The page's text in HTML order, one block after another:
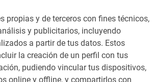
propias y de terceros con fines técnicos,
y publicitarios, incluyendo
a partir de tus datos. Estos
la creación de un perfil con tus
pudiendo vincular tus dispositivos,
online y offline, y compartirlos con